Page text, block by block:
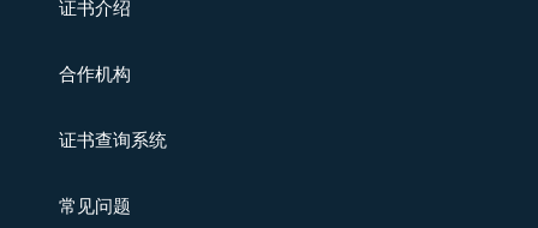
证书介绍
合作机构
证书查询系统
常见问题